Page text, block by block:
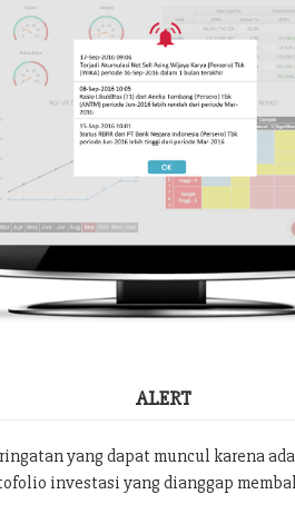
ALERT
yang dapat muncul karena
investasi yang dianggap